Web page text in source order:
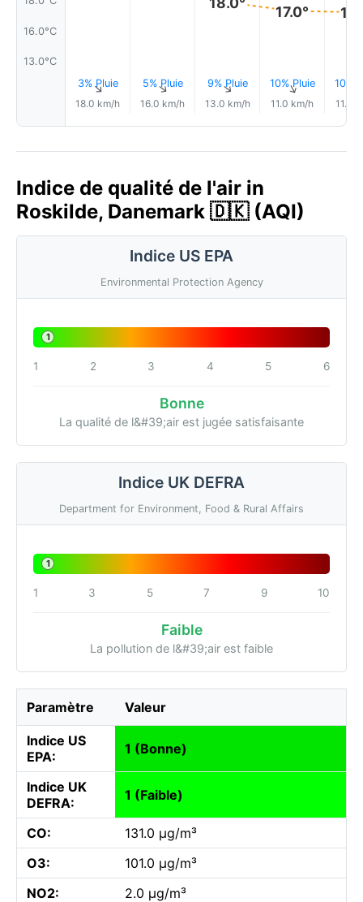
16.0°C
13.0°C
3% Pluie
↑
18.0 km/h
5% Pluie
↑
16.0 km/h
9% Pluie
↑
13.0 km/h
17.0°
10% Pluie
↑
11.0 km/h
10%
11.0
Indice de qualité de l'air in
Roskilde, Danemark 🇩🇰 (AQI)
Indice US EPA
Environmental Protection Agency
1
1 2 3 4 5 6
Bonne
La qualité de l&#39;air est jugée satisfaisante
Indice UK DEFRA
Department for Environment, Food & Rural Affairs
1
1 3 5 7 9 10
Faible
La pollution de l&#39;air est faible
Paramètre Valeur
Indice US
EPA:
1 (Bonne)
Indice UK
DEFRA:
1 (Faible)
CO:
131.0 µg/m³
O3:
101.0 µg/m³
NO2:
2.0 µg/m³